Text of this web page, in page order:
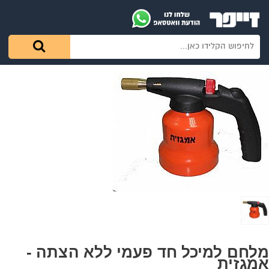
מלחם למיכל חד פעמי ללא הצתה -
אמגזית